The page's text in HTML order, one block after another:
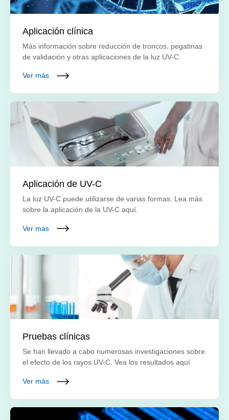
Aplicación clínica
Más información sobre reducción de troncos, pegatinas
de validación y otras aplicaciones de la luz UV-C.
Ver más
Aplicación de UV-C
La luz UV-C puede utilizarse de varias formas. Lea más
sobre la aplicación de la UV-C aquí.
Ver más
Pruebas clínicas
Se han llevado a cabo numerosas investigaciones sobre
el efecto de los rayos UV-C. Vea los resultados aquí
Ver más